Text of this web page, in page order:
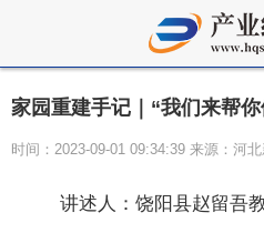
家园重建手记｜“我们来帮
时间：2023-09-01 09:34:39 来源：河北
讲述人：饶阳县赵留吾